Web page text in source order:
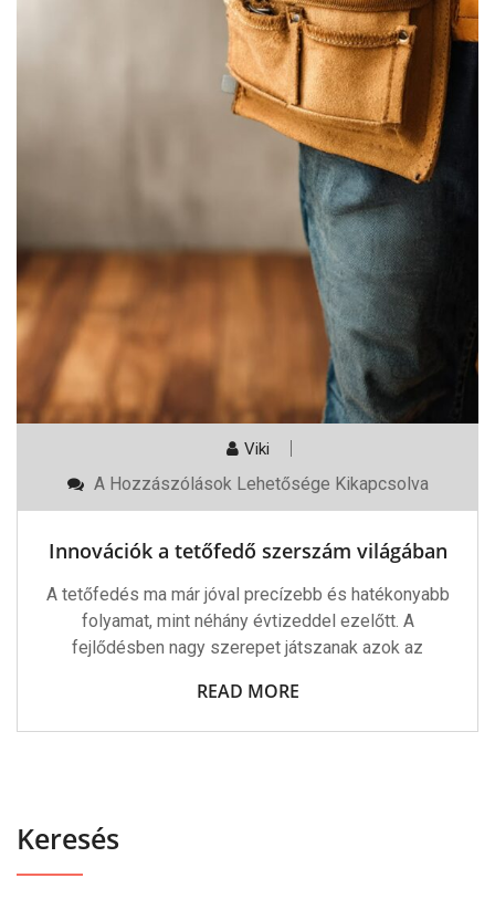
Viki
Innovációk
Tetőfedő
Világában
A Hozzászólások Lehetősége Kikapcsolva
Innovációk a tetőfedő szerszám világában
A tetőfedés ma már jóval precízebb és hatékonyabb
folyamat, mint néhány évtizeddel ezelőtt. A
fejlődésben nagy szerepet játszanak azok az
READ MORE
Keresés